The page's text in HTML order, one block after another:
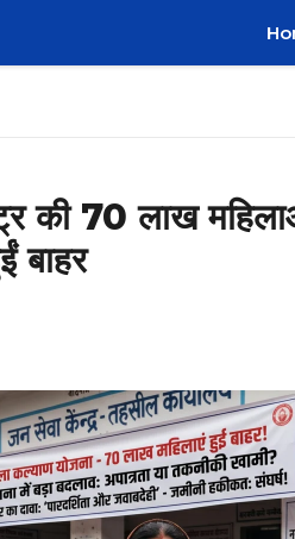
की 70 लाख
बाहर